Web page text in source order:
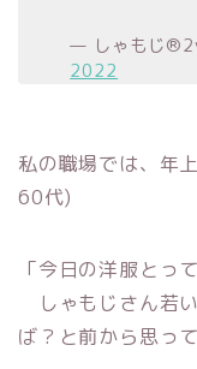
— しゃもじ
2022
私の職場では、年
60代)
「今日の洋服とっ
しゃもじさん若
ば？と前から思っ